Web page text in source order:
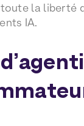
la liberté
IA.